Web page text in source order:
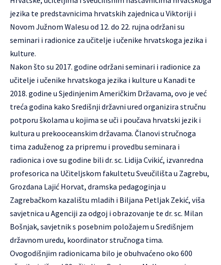
jezika te predstavnicima hrvatskih zajednica u Viktoriji i
Novom Južnom Walesu od 12. do 22. rujna održani su
seminari i radionice za učitelje i učenike hrvatskoga jezika i
kulture.
Nakon što su 2017. godine održani seminari i radionice za
učitelje i učenike hrvatskoga jezika i kulture u Kanadi te
2018. godine u Sjedinjenim Američkim Državama, ovo je već
treća godina kako Središnji državni ured organizira stručnu
potporu školama u kojima se uči i poučava hrvatski jezik i
kultura u prekooceanskim državama. Članovi stručnoga
tima zaduženog za pripremu i provedbu seminara i
radionica i ove su godine bili dr. sc. Lidija Cvikić, izvanredna
profesorica na Učiteljskom fakultetu Sveučilišta u Zagrebu,
Grozdana Lajić Horvat, dramska pedagoginja u
Zagrebačkom kazalištu mladih i Biljana Petljak Zekić, viša
savjetnica u Agenciji za odgoj i obrazovanje te dr. sc. Milan
Bošnjak, savjetnik s posebnim položajem u Središnjem
državnom uredu, koordinator stručnoga tima.
Ovogodišnjim radionicama bilo je obuhvaćeno oko 600